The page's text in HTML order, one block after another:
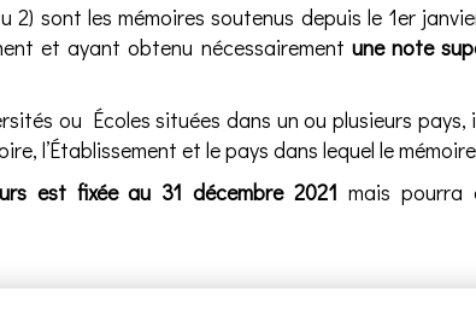
2) sont les mémoires soutenus depuis le 1er
et ayant obtenu nécessairement une note
ou Écoles situées dans un ou plusieurs pays,
l’Établissement et le pays dans lequel le
est fixée au 31 décembre 2021 mais pourra